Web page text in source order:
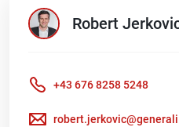
Robert
+43 676 8258 5248